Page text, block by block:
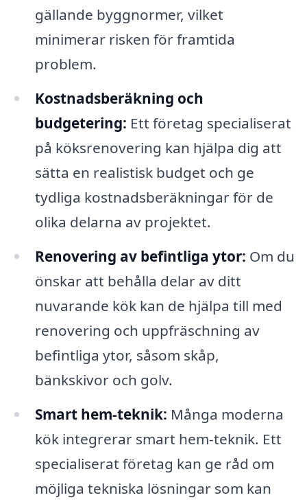
gällande byggnormer, vilket
minimerar risken för framtida
problem.
Kostnadsberäkning och
budgetering: Ett företag specialiserat
på köksrenovering kan hjälpa dig att
sätta en realistisk budget och ge
tydliga kostnadsberäkningar för de
olika delarna av projektet.
Renovering av befintliga ytor: Om du
önskar att behålla delar av ditt
nuvarande kök kan de hjälpa till med
renovering och uppfräschning av
befintliga ytor, såsom skåp,
bänkskivor och golv.
Smart hem-teknik: Många moderna
kök integrerar smart hem-teknik. Ett
specialiserat företag kan ge råd om
möjliga tekniska lösningar som kan